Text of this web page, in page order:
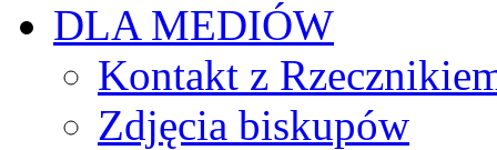
DLA MEDIÓW
Kontakt z
Zdjęcia biskupów